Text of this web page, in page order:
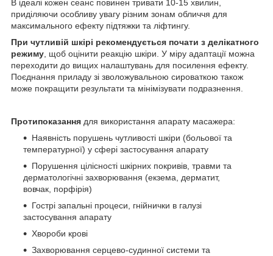
В ідеалі кожен сеанс повинен тривати 10-15 хвилин,
приділяючи особливу увагу різним зонам обличчя для
максимального ефекту підтяжки та ліфтингу.
При чутливій шкірі рекомендується почати з делікатного
режиму, щоб оцінити реакцію шкіри. У міру адаптації можна
переходити до вищих налаштувань для посилення ефекту.
Поєднання приладу зі зволожувальною сироваткою також
може покращити результати та мінімізувати подразнення.
Протипоказання для використання апарату масажера:
Наявність порушень чутливості шкіри (больової та
температурної) у сфері застосування апарату
Порушення цілісності шкірних покривів, травми та
дерматологічні захворювання (екзема, дерматит,
вовчак, порфірія)
Гострі запальні процеси, гнійнички в галузі
застосування апарату
Хвороби крові
Захворювання серцево-судинної системи та